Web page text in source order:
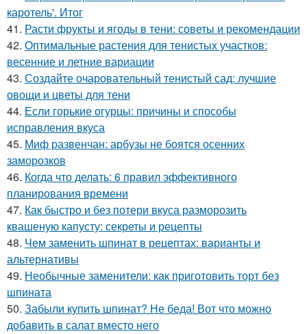
каротель'. Итог
41. Расти фрукты и ягоды в тени: советы и рекомендации
42. Оптимальные растения для тенистых участков:
весенние и летние вариации
43. Создайте очаровательный тенистый сад: лучшие
овощи и цветы для тени
44. Если горькие огурцы: причины и способы
исправления вкуса
45. Миф развенчан: арбузы не боятся осенних
заморозков
46. Когда что делать: 6 правил эффективного
планирования времени
47. Как быстро и без потери вкуса разморозить
квашеную капусту: секреты и рецепты
48. Чем заменить шпинат в рецептах: варианты и
альтернативы
49. Необычные заменители: как приготовить торт без
шпината
50. Забыли купить шпинат? Не беда! Вот что можно
добавить в салат вместо него